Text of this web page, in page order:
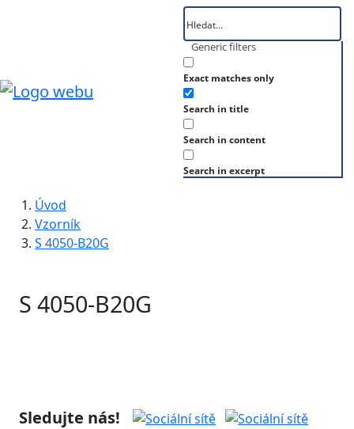
Generic filters
Exact matches only
Search in title
Search in content
Search in excerpt
Úvod
Vzorník
S 4050-B20G
S 4050-B20G
Sledujte nás!